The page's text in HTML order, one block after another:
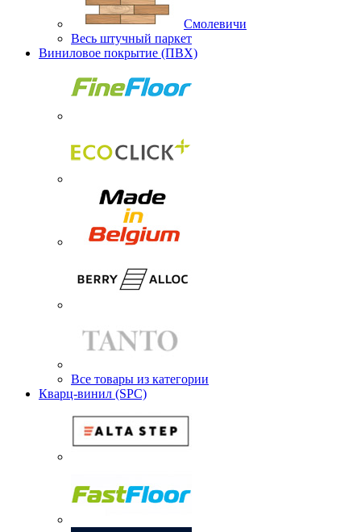
Смолевичи
Весь штучный паркет
Виниловое покрытие (ПВХ)
Все товары из категории
Кварц-винил (SPC)